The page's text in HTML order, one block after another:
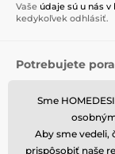
Vaše údaje sú u nás v
kedykoľvek odhlásiť.
Potrebujete
+420 774 725
Sme
Aby sme vedeli,
prispôsobiť naše